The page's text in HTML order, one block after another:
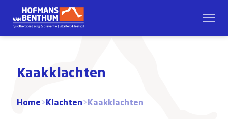
Kaakklachten
Home> Klachten> Kaakklachten